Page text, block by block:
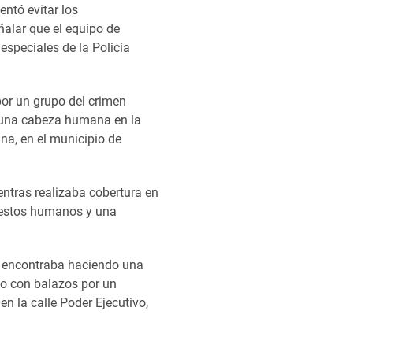
evitar los
que el equipo de
de la Policía
un grupo del crimen
cabeza humana en la
en el municipio de
realizaba cobertura en
humanos y una
haciendo una
con balazos por un
la calle Poder Ejecutivo,